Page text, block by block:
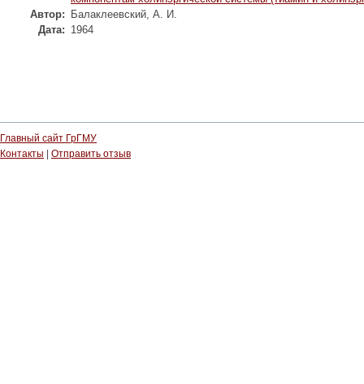
Автор:
Балаклеевский, А. И.
Дата: 1964
Главный сайт ГрГМУ
Контакты
Отправить отзыв